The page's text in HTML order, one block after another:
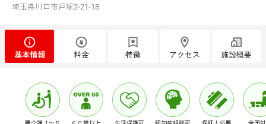
埼玉県川口市戸塚2-21-18
基本情報 料金 特徴 アクセス 施設概要